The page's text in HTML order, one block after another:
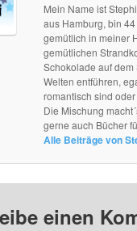
Mein Name ist
aus Hamburg, bin
gemütlich in meiner
gemütlichen
Schokolade auf
Welten entführen,
romantisch sind
Die Mischung
gerne auch Bücher
Alle Beiträge von
einen